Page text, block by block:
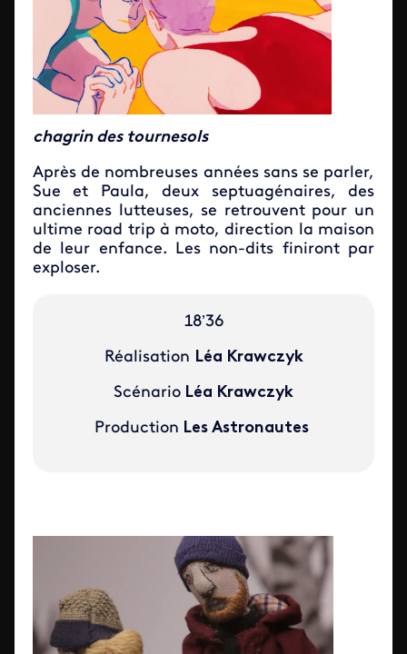
chagrin des tournesols
Après de nombreuses années sans se parler,
Sue et Paula, deux septuagénaires, des
anciennes lutteuses, se retrouvent pour un
ultime road trip à moto, direction la maison
de leur enfance. Les non-dits finiront par
exploser.
18’36
Réalisation Léa Krawczyk
Scénario Léa Krawczyk
Production Les Astronautes